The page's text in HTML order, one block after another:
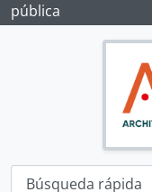
pública
Búsqueda rápida